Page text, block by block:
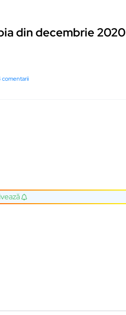
din decembrie 2020
comentarii